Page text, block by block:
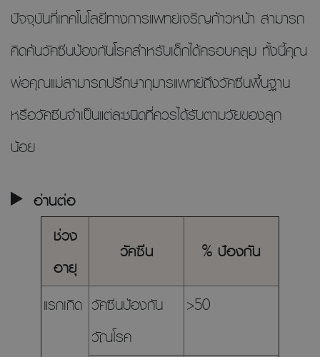
ปัจจุบันที่เทคโนโลยีทางการแพทย์เจริญก้าวหน้า สามารถ
คิดค้นวัคซีนป้องกันโรคสำหรับเด็กได้ครอบคลุม ทั้งนี้คุณ
พ่อคุณแม่สามารถปรึกษากุมารแพทย์ถึงวัคซีนพื้นฐาน
หรือวัคซีนจำเป็นแต่ละชนิดที่ควรได้รับตามวัยของลูก
น้อย
อ่านต่อ
ช่วง
อายุ
วัคซีน % ป้องกัน
แรกเกิด วัคซีนป้องกัน
วัณโรค
>50